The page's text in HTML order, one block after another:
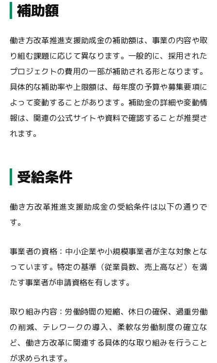
補助額
働き方改革推進支援助成金の補助額は、事業の内容や取
り組む課題に応じて異なります。一般的に、採用された
プロジェクトの費用の一部が補助される形となります。
具体的な補助率や上限額は、毎年度の予算や募集要項に
よって変動することがあります。補助金の詳細や変動情
報は、関連の公式サイトや資料で確認することが推奨さ
れます。
受給条件
働き方改革推進支援助成金の受給条件は以下の通りで
す。
事業者の資格：中小企業や小規模事業者が主な対象とな
っています。特定の基準（従業員数、売上高など）を満
たす事業者が申請資格を有します。
取り組み内容：労働時間の短縮、休日の確保、過重労働
の削減、テレワークの導入、柔軟な労働制度の確立な
ど、働き方改革に関連する具体的な取り組みを行うこと
が求められます。